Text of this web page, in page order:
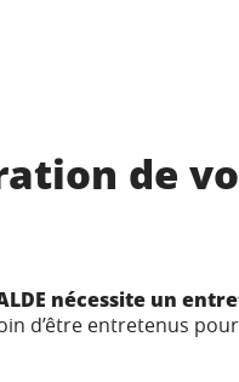
de
nécessite un
d’être entretenus